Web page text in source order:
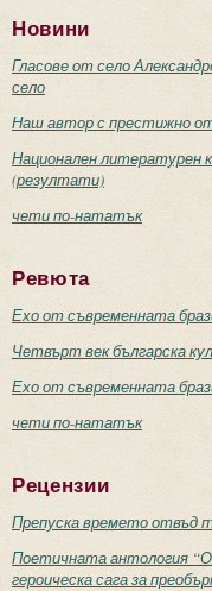
Новини
Гласове от село
село
Наш автор с престижно
Национален литературен
(резултати)
чети по-нататък
Ревюта
Ехо от съвременната
Четвърт век българска
Ехо от съвременната
чети по-нататък
Рецензии
Препуска времето отвъд
Поетичната антология
героическа сага за